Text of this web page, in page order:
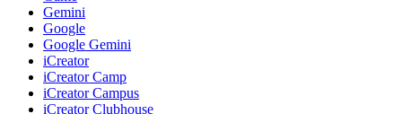
Gemini
Google
Google Gemini
iCreator
iCreator Camp
iCreator Campus
iCreator Clubhouse